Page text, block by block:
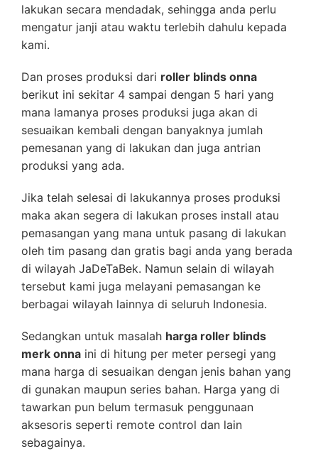
lakukan secara mendadak, sehingga anda perlu
mengatur janji atau waktu terlebih dahulu kepada
kami.
Dan proses produksi dari roller blinds onna
berikut ini sekitar 4 sampai dengan 5 hari yang
mana lamanya proses produksi juga akan di
sesuaikan kembali dengan banyaknya jumlah
pemesanan yang di lakukan dan juga antrian
produksi yang ada.
Jika telah selesai di lakukannya proses produksi
maka akan segera di lakukan proses install atau
pemasangan yang mana untuk pasang di lakukan
oleh tim pasang dan gratis bagi anda yang berada
di wilayah JaDeTaBek. Namun selain di wilayah
tersebut kami juga melayani pemasangan ke
berbagai wilayah lainnya di seluruh Indonesia.
Sedangkan untuk masalah harga roller blinds
merk onna ini di hitung per meter persegi yang
mana harga di sesuaikan dengan jenis bahan yang
di gunakan maupun series bahan. Harga yang di
tawarkan pun belum termasuk penggunaan
aksesoris seperti remote control dan lain
sebagainya.